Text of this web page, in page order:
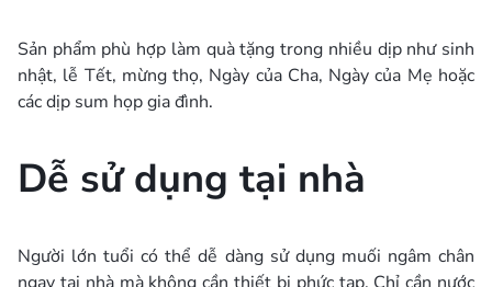
Sản phẩm phù hợp làm quà tặng trong nhiều dịp như sinh
nhật, lễ Tết, mừng thọ, Ngày của Cha, Ngày của Mẹ hoặc
các dịp sum họp gia đình.
Dễ sử dụng tại nhà
Người lớn tuổi có thể dễ dàng sử dụng muối ngâm chân